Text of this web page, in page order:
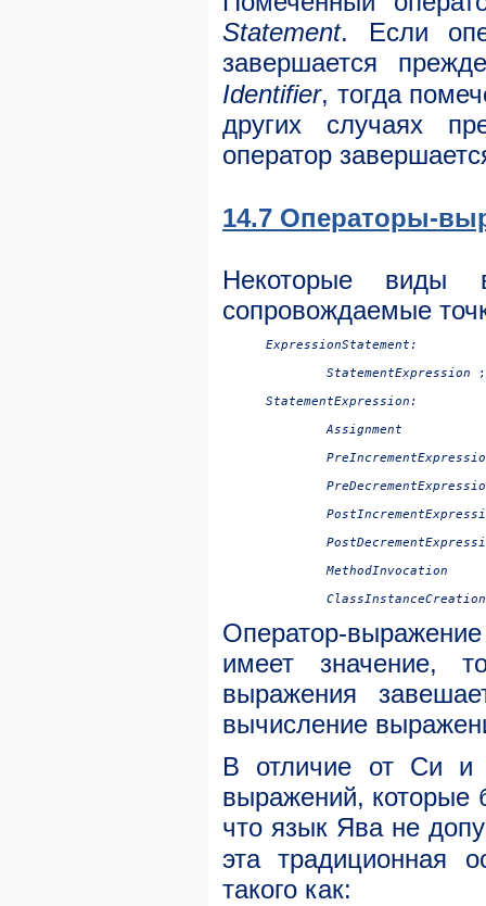
Statement. Если
завершается
Identifier, тогда
других случаях
оператор
14.7 Операторы-
Некоторые виды
сопровождаемые
ExpressionStatement:
StatementExpression
StatementExpression:
Assignment
	MethodInvocation
Оператор-
имеет значение,
выражения
вычисление
В отличие от Cи и
выражений, которые
что язык Ява не
эта традиционная
такого как: